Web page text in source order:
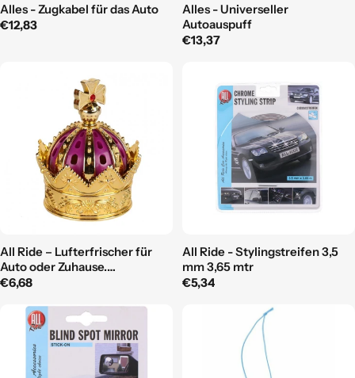
Alles - Zugkabel für das Auto
Regulärer
€12,83
Alles - Universeller
Autoauspuff
Regulärer
€13,37
All Ride – Lufterfrischer für
Auto oder Zuhause.
Lavendelduft im
Regulärer
€6,68
All Ride - Stylingstreifen 3,5
mm 3,65 mtr
Regulärer
€5,34